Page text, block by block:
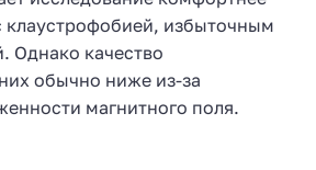
клаустрофобией, избыточным
Однако качество
обычно ниже из-за
магнитного поля.